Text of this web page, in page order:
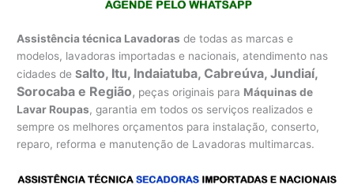
Assistência técnica Lavadoras de todas as marcas e
modelos, lavadoras importadas e nacionais, atendimento nas
cidades deSalto, Itu, Indaiatuba, Cabreúva, Jundiaí,
Sorocaba e Região, peças originais para Máquinas de
Lavar Roupas, garantia em todos os serviços realizados e
sempre os melhores orçamentos para instalação, conserto,
reparo, reforma e manutenção de Lavadoras multimarcas.